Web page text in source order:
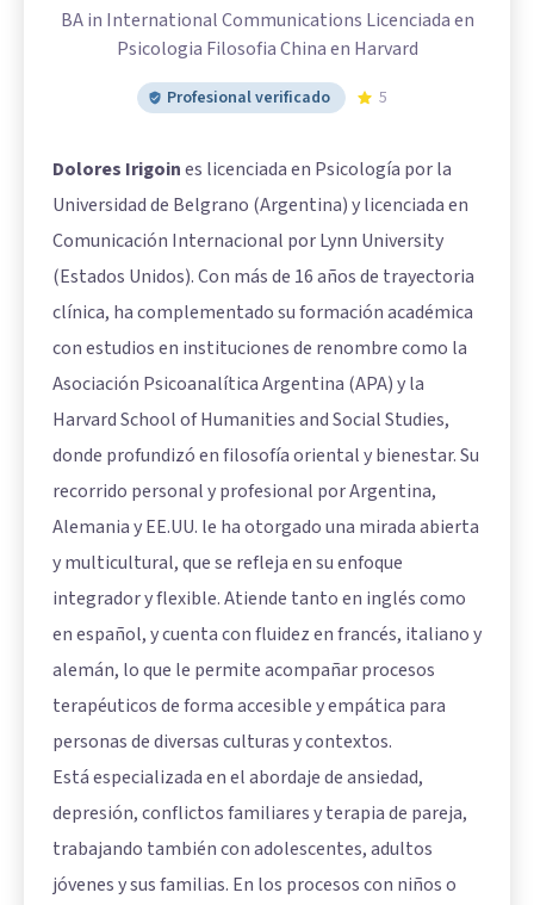
BA in International Communications Licenciada en
Psicologia Filosofia China en Harvard
Profesional verificado 5
Dolores Irigoines licenciada en Psicología por la
Universidad de Belgrano (Argentina) y licenciada en
Comunicación Internacional por Lynn University
(Estados Unidos). Con más de 16 años de trayectoria
clínica, ha complementado su formación académica
con estudios en instituciones de renombre como la
Asociación Psicoanalítica Argentina (APA) y la
Harvard School of Humanities and Social Studies,
donde profundizó en filosofía oriental y bienestar. Su
recorrido personal y profesional por Argentina,
Alemania y EE.UU. le ha otorgado una mirada abierta
y multicultural, que se refleja en su enfoque
integrador y flexible. Atiende tanto en inglés como
en español, y cuenta con fluidez en francés, italiano y
alemán, lo que le permite acompañar procesos
terapéuticos de forma accesible y empática para
personas de diversas culturas y contextos.
Está especializada en el abordaje de ansiedad,
depresión, conflictos familiares y terapia de pareja,
trabajando también con adolescentes, adultos
jóvenes y sus familias. En los procesos con niños o